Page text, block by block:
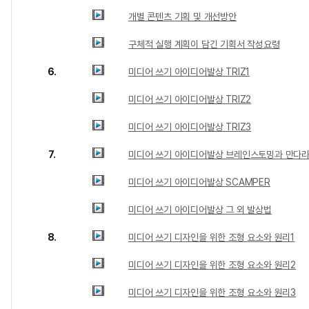
개별 콘텐츠 기획 및 개선방안
구체적 실행 계획이 담긴 기획서 작성요령
6. 미디어 쓰기 아이디어발상 TRIZ1
미디어 쓰기 아이디어발상 TRIZ2
미디어 쓰기 아이디어발상 TRIZ3
7. 미디어 쓰기 아이디어발상 브레인스토밍과 만다
미디어 쓰기 아이디어발상 SCAMPER
미디어 쓰기 아이디어발상 그 외 발상법
8. 미디어 쓰기 디자인을 위한 조형 요소와 원리1
미디어 쓰기 디자인을 위한 조형 요소와 원리2
미디어 쓰기 디자인을 위한 조형 요소와 원리3